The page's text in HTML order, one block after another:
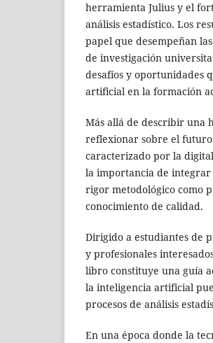
herramienta Julius y el
análisis estadístico. Los
papel que desempeñan
de investigación
desafíos y oportunidades
artificial en la formación
Más allá de describir una
reflexionar sobre el
caracterizado por la
la importancia de integrar
rigor metodológico como
conocimiento de calidad.
Dirigido a estudiantes de
y profesionales
libro constituye una guía
la inteligencia artificial
procesos de análisis
En una época donde la